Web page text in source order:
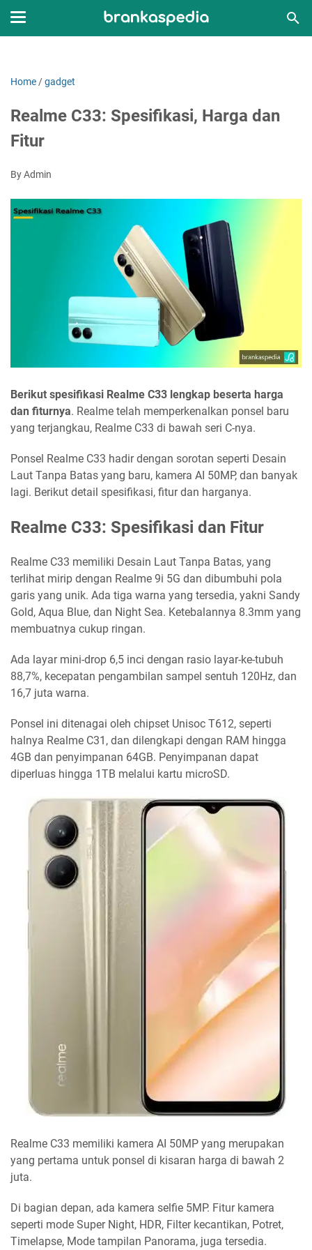
Home /gadget
Realme C33: Spesifikasi, Harga dan
Fitur
By Admin
Berikut spesifikasi Realme C33 lengkap beserta harga
dan fiturnya. Realme telah memperkenalkan ponsel baru
yang terjangkau, Realme C33 di bawah seri C-nya.
Ponsel Realme C33 hadir dengan sorotan seperti Desain
Laut Tanpa Batas yang baru, kamera AI 50MP, dan banyak
lagi. Berikut detail spesifikasi, fitur dan harganya.
Realme C33: Spesifikasi dan Fitur
Realme C33 memiliki Desain Laut Tanpa Batas, yang
terlihat mirip dengan Realme 9i 5G dan dibumbuhi pola
garis yang unik. Ada tiga warna yang tersedia, yakni Sandy
Gold, Aqua Blue, dan Night Sea. Ketebalannya 8.3mm yang
membuatnya cukup ringan.
Ada layar mini-drop 6,5 inci dengan rasio layar-ke-tubuh
88,7%, kecepatan pengambilan sampel sentuh 120Hz, dan
16,7 juta warna.
Ponsel ini ditenagai oleh chipset Unisoc T612, seperti
halnya Realme C31, dan dilengkapi dengan RAM hingga
4GB dan penyimpanan 64GB. Penyimpanan dapat
diperluas hingga 1TB melalui kartu microSD.
Realme C33 memiliki kamera AI 50MP yang merupakan
yang pertama untuk ponsel di kisaran harga di bawah 2
juta.
Di bagian depan, ada kamera selfie 5MP. Fitur kamera
seperti mode Super Night, HDR, Filter kecantikan, Potret,
Timelapse, Mode tampilan Panorama, juga tersedia.